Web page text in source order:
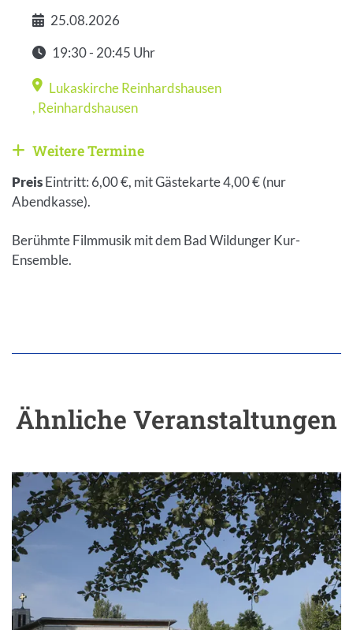
Datum
25.08.2026
Zeit
19:30 - 20:45 Uhr
Veranstaltungsort
Lukaskirche Reinhardshausen
, Reinhardshausen
Weitere Veranstaltungen anzeigen
Weitere Termine
PreisEintritt: 6,00 €, mit Gästekarte 4,00 € (nur
Abendkasse).
Berühmte Filmmusik mit dem Bad Wildunger Kur-
Ensemble.
Ähnliche Veranstaltungen